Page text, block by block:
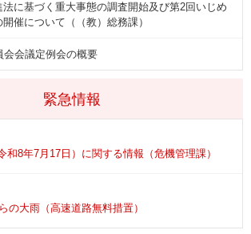
緊急情報
和8年7月17日）に関する情報（危機管理課）
の大雨（高速道路無料措置）
に基づく重大事態の調査開始及び第2回いじめ
催について（（教）総務課）
会会議定例会の概要